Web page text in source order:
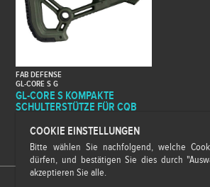
COOKIE EINSTELLUNGEN
Bitte wählen Sie nachfolgend, welche
dürfen, und bestätigen Sie dies durch
akzeptieren Sie alle.
FAB DEFENSE
GL-CORE S G
GL-CORE S KOMPAKTE
SCHULTERSTÜTZE FÜR CQB
79,99 €*